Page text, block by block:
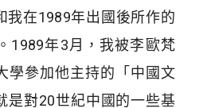
我在1989年出國後所作的
1989年3月，我被李歐梵
學參加他主持的「中國文
是對20世紀中國的一些基